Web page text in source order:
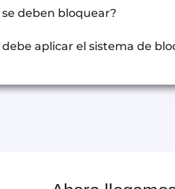
deben bloquear?
aplicar el sistema de